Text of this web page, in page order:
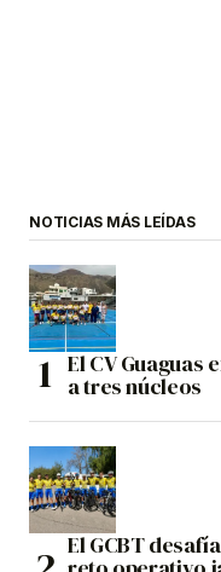
NOTICIAS MÁS LEÍDAS
El CV Guaguas
a tres núcleos
El GCBT